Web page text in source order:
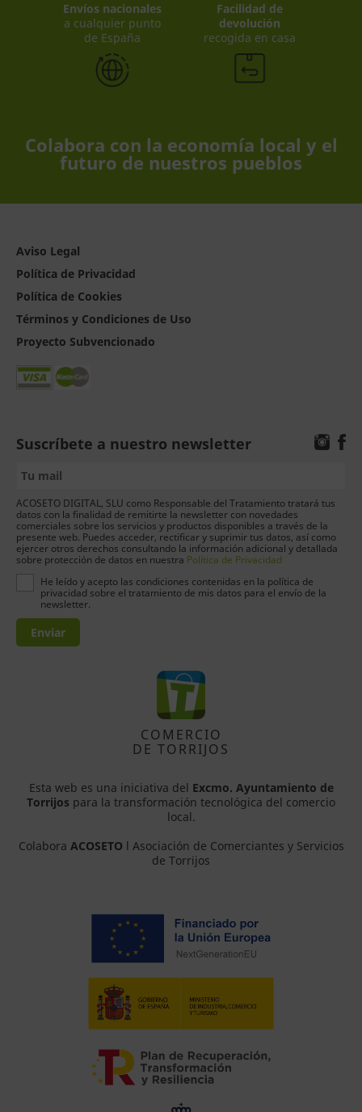
Envíos nacionales
a cualquier punto
de España
Facilidad de
devolución
recogida en casa
Colabora con la economía local y el
futuro de nuestros pueblos
Aviso Legal
Política de Privacidad
Política de Cookies
Términos y Condiciones de Uso
Proyecto Subvencionado
Suscríbete a nuestro newsletter
ACOSETO DIGITAL, SLU como Responsable del Tratamiento tratará tus
datos con la finalidad de remitirte la newsletter con novedades
comerciales sobre los servicios y productos disponibles a través de la
presente web. Puedes acceder, rectificar y suprimir tus datos, así como
ejercer otros derechos consultando la información adicional y detallada
sobre protección de datos en nuestra Política de Privacidad
He leído y acepto las condiciones contenidas en la política de
privacidad sobre el tratamiento de mis datos para el envío de la
newsletter.
Enviar
COMERCIO
DE TORRIJOS
Esta web es una iniciativa del Excmo. Ayuntamiento de
Torrijos para la transformación tecnológica del comercio
local.
Colabora ACOSETO l Asociación de Comerciantes y Servicios
de Torrijos